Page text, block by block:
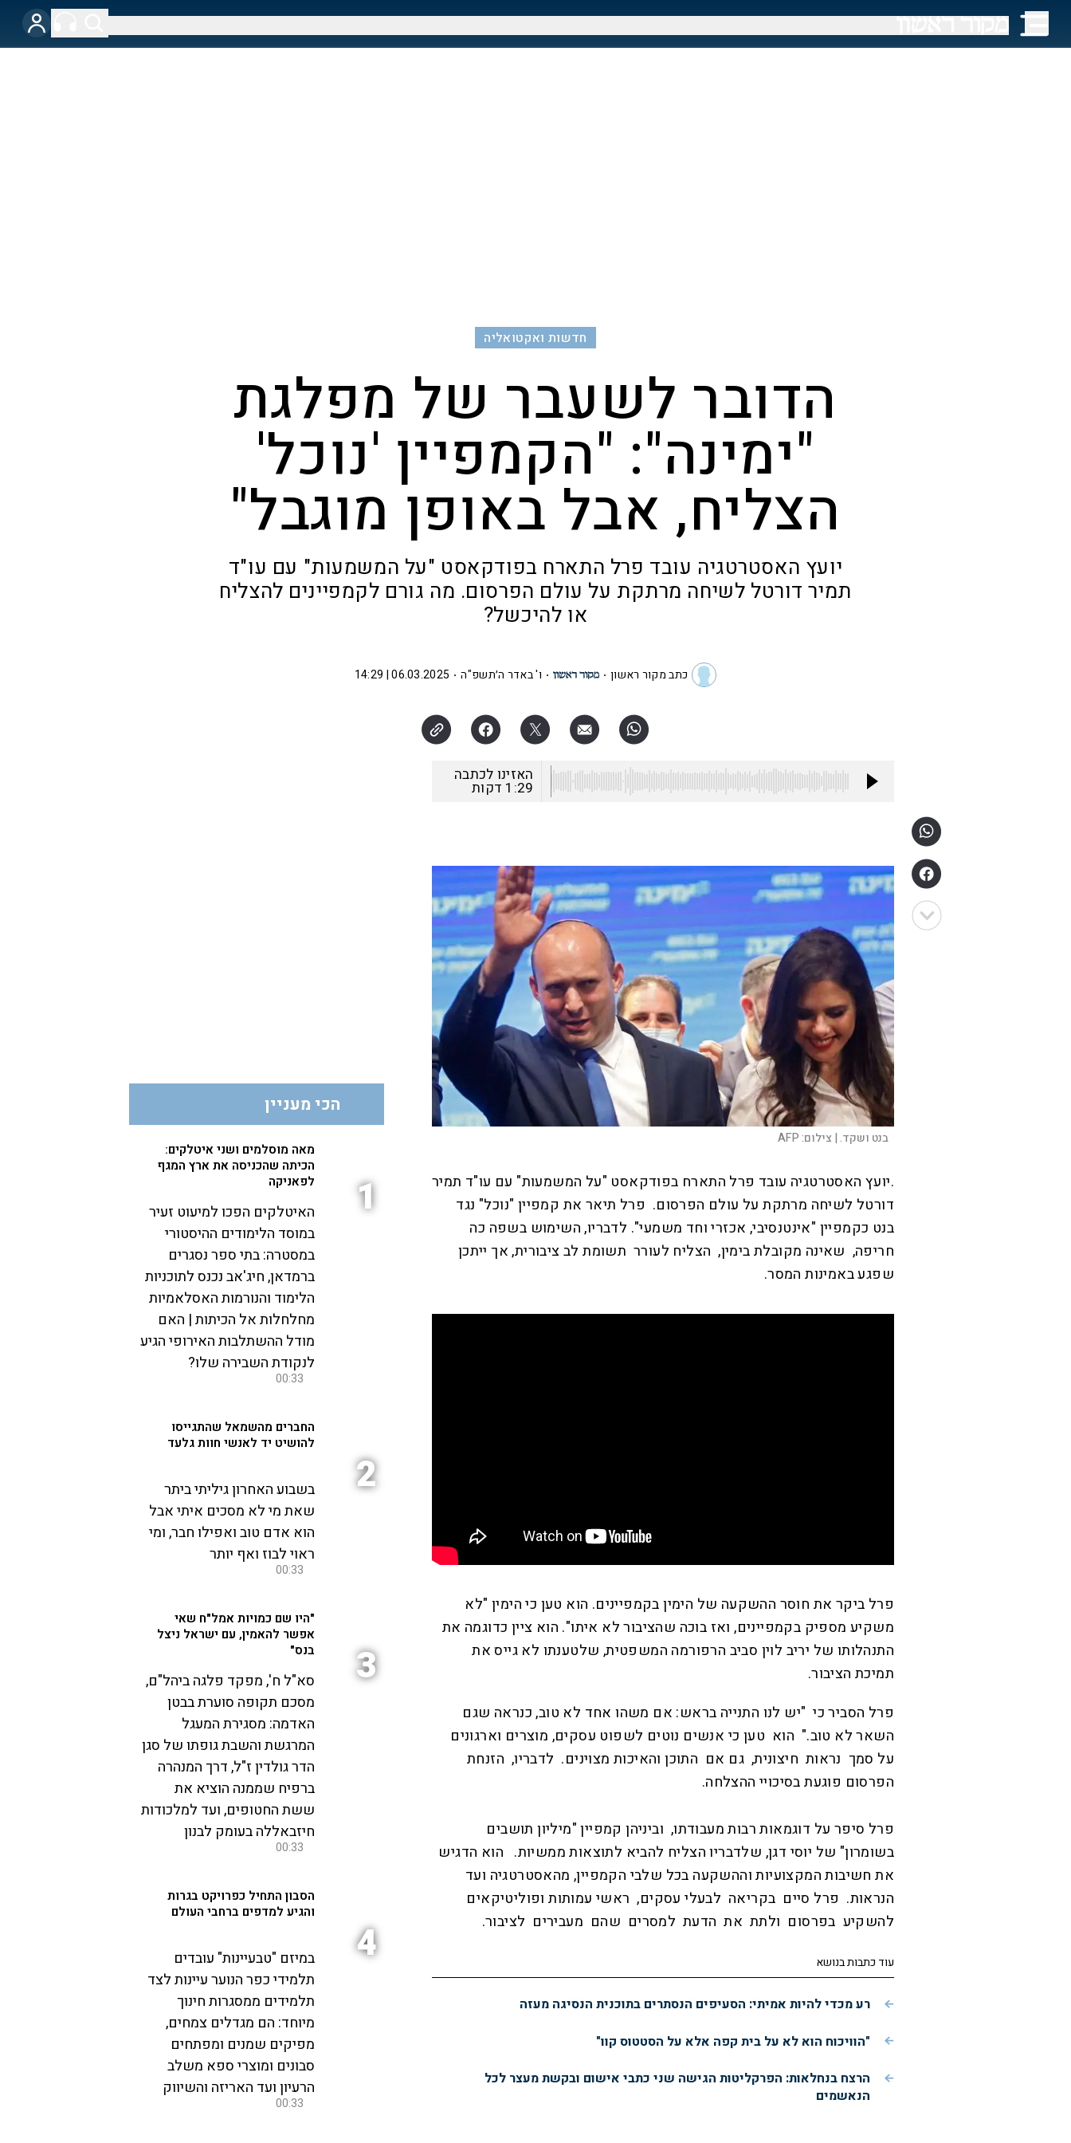
חדשות ואקטואליה
הדובר לשעבר של מפלגת
"ימינה": "הקמפיין 'נוכל'
הצליח, אבל באופן מוגבל"
יועץ האסטרטגיה עובד פרל התארח בפודקאסט "על המשמעות" עם עו"ד
תמיר דורטל לשיחה מרתקת על עולם הפרסום. מה גורם לקמפיינים להצליח
או להיכשל?
כתב מקור ראשון ו' באדר ה׳תשפ"ה 06.03.2025 | 14:29
האזינו לכתבה
1:29 דקות
בנט ושקד. | צילום:AFP
.יועץ האסטרטגיה עובד פרל התארח בפודקאסט "על המשמעות" עם עו"ד תמיר
דורטל לשיחה מרתקת על עולם הפרסום. פרל תיאר את קמפיין "נוכל" נגד
בנט כקמפיין "אינטנסיבי, אכזרי וחד משמעי". לדבריו, השימוש בשפה כה
חריפה, שאינה מקובלת בימין, הצליח לעורר תשומת לב ציבורית, אך ייתכן
שפגע באמינות המסר.
פרל ביקר את חוסר ההשקעה של הימין בקמפיינים. הוא טען כי הימין "לא
משקיע מספיק בקמפיינים, ואז בוכה שהציבור לא איתו". הוא ציין כדוגמה את
התנהלותו של יריב לוין סביב הרפורמה המשפטית, שלטענתו לא גייס את
תמיכת הציבור.
פרל הסביר כי "יש לנו התנייה בראש: אם משהו אחד לא טוב, כנראה שגם
השאר לא טוב." הוא טען כי אנשים נוטים לשפוט עסקים, מוצרים וארגונים
על סמך נראות חיצונית, גם אם התוכן והאיכות מצוינים. לדבריו, הזנחת
הפרסום פוגעת בסיכויי ההצלחה.
פרל סיפר על דוגמאות רבות מעבודתו, וביניהן קמפיין "מיליון תושבים
בשומרון" של יוסי דגן, שלדבריו הצליח להביא לתוצאות ממשיות. הוא הדגיש
את חשיבות המקצועיות וההשקעה בכל שלבי הקמפיין, מהאסטרטגיה ועד
הנראות. פרל סיים בקריאה לבעלי עסקים, ראשי עמותות ופוליטיקאים
להשקיע בפרסום ולתת את הדעת למסרים שהם מעבירים לציבור.
עוד כתבות בנושא
רע מכדי להיות אמיתי: הסעיפים הנסתרים בתוכנית הנסיגה מעזה
"הוויכוח הוא לא על בית קפה אלא על הסטטוס קוו"
הרצח בנחלאות: הפרקליטות הגישה שני כתבי אישום ובקשת מעצר לכל
הנאשמים
הכי מעניין
1
מאה מוסלמים ושני איטלקים:
הכיתה שהכניסה את ארץ המגף
לפאניקה
האיטלקים הפכו למיעוט זעיר
במוסד הלימודים ההיסטורי
במסטרה: בתי ספר נסגרים
ברמדאן, חיג'אב נכנס לתוכניות
הלימוד והנורמות האסלאמיות
מחלחלות אל הכיתות | האם
מודל ההשתלבות האירופי הגיע
לנקודת השבירה שלו?
00:33
2
החברים מהשמאל שהתגייסו
להושיט יד לאנשי חוות גלעד
בשבוע האחרון גיליתי ביתר
שאת מי לא מסכים איתי אבל
הוא אדם טוב ואפילו חבר, ומי
ראוי לבוז ואף יותר
00:33
3
"היו שם כמויות אמל"ח שאי
אפשר להאמין, עם ישראל ניצל
בנס"
סא"ל ח', מפקד פלגה ביהל"ם,
מסכם תקופה סוערת בבטן
האדמה: מסגירת המעגל
המרגשת והשבת גופתו של סגן
הדר גולדין ז"ל, דרך המנהרה
ברפיח שממנה הוציא את
ששת החטופים, ועד למלכודות
חיזבאללה בעומק לבנון
00:33
4
הסבון התחיל כפרויקט בגרות
והגיע למדפים ברחבי העולם
במיזם "טבעיינות" עובדים
תלמידי כפר הנוער עיינות לצד
תלמידים ממסגרות חינוך
מיוחד: הם מגדלים צמחים,
מפיקים שמנים ומפתחים
סבונים ומוצרי ספא משלב
הרעיון ועד האריזה והשיווק
00:33